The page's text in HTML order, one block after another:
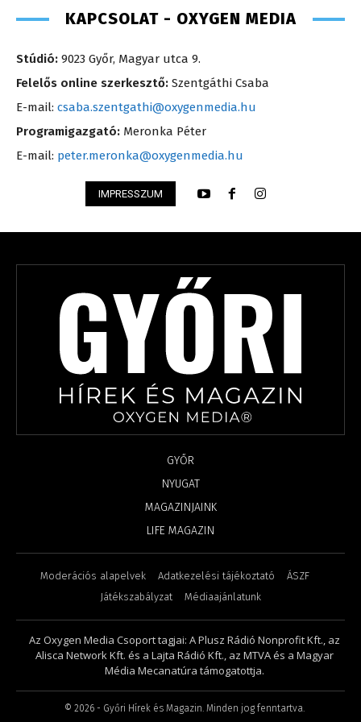
KAPCSOLAT - OXYGEN MEDIA
Stúdió: 9023 Győr, Magyar utca 9.
Felelős online szerkesztő: Szentgáthi Csaba
E-mail: csaba.szentgathi@oxygenmedia.hu
Programigazgató: Meronka Péter
E-mail: peter.meronka@oxygenmedia.hu
IMPRESSZUM
GYŐR
NYUGAT
MAGAZINJAINK
LIFE MAGAZIN
Moderációs alapelvek Adatkezelési tájékoztató
ÁSZF
Játékszabályzat
Médiaajánlatunk
Az Oxygen Media Csoport tagjai: A Plusz Rádió Nonprofit Kft., az
Alisca Network Kft. és a Lajta Rádió Kft., az MTVA és a Magyar
Média Mecanatúra támogatottja.
© 2026 - Győri Hírek és Magazin. Minden jog fenntartva.